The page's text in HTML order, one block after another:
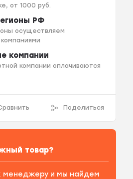
от 1000 руб.
РФ
осуществляем
компании
компании оплачиваются
Поделиться
товар?
менеджеру и мы найдем